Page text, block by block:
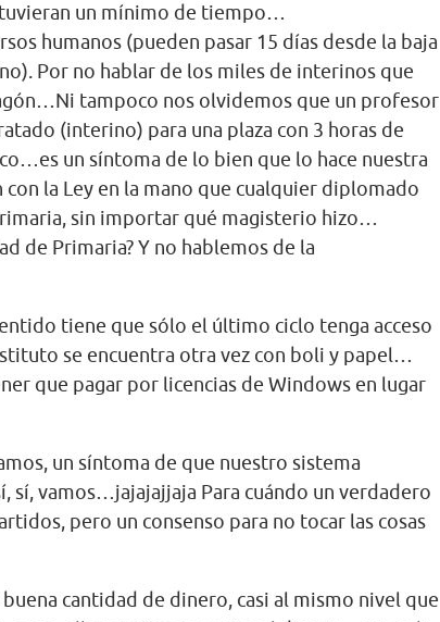
un mínimo de tiempo…
humanos (pueden pasar 15 días desde la baja
Por no hablar de los miles de interinos que
tampoco nos olvidemos que un profesor
(interino) para una plaza con 3 horas de
un síntoma de lo bien que lo hace nuestra
la Ley en la mano que cualquier diplomado
sin importar qué magisterio hizo…
de Primaria? Y no hablemos de la
tiene que sólo el último ciclo tenga acceso
se encuentra otra vez con boli y papel…
que pagar por licencias de Windows en lugar
un síntoma de que nuestro sistema
vamos…jajajajjaja Para cuándo un verdadero
pero un consenso para no tocar las cosas
cantidad de dinero, casi al mismo nivel que